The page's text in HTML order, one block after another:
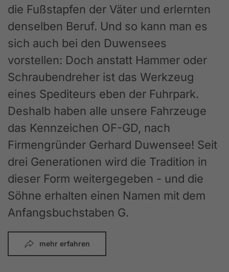
die Fußstapfen der Väter und erlernten
denselben Beruf. Und so kann man es
sich auch bei den Duwensees
vorstellen: Doch anstatt Hammer oder
Schraubendreher ist das Werkzeug
eines Spediteurs eben der Fuhrpark.
Deshalb haben alle unsere Fahrzeuge
das Kennzeichen OF-GD, nach
Firmengründer Gerhard Duwensee! Seit
drei Generationen wird die Tradition in
dieser Form weitergegeben - und die
Söhne erhalten einen Namen mit dem
Anfangsbuchstaben G.
mehr erfahren